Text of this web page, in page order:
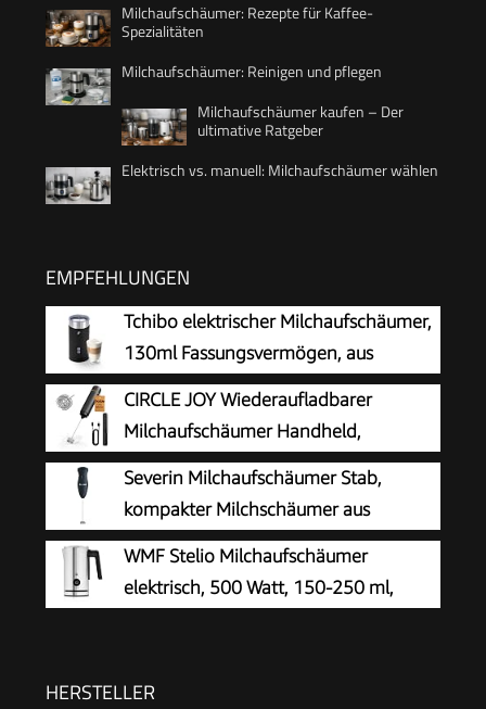
Milchaufschäumer: Rezepte für Kaffee-
Spezialitäten
Milchaufschäumer: Reinigen und pflegen
Milchaufschäumer kaufen – Der
ultimative Ratgeber
Elektrisch vs. manuell: Milchaufschäumer wählen
EMPFEHLUNGEN
Tchibo elektrischer Milchaufschäumer,
130ml Fassungsvermögen, aus
rostfreiem Edelstahl,
Antihaftbeschichtung, warmer und kalter
Milchschaum, für Latte Macchiato, Cappuccino
und Kakao (Schwarz)
CIRCLE JOY Wiederaufladbarer
Milchaufschäumer Handheld,
Elektrischer Kaffee-Aufschäumer,
Tragbarer Handaufschäumer, Zauberstab,
Getränkemixer für Matcha Lattes Cappuccino,
Küchengeschenke, Schwarz
Severin Milchaufschäumer Stab,
kompakter Milchschäumer aus
Edelstahl, elektrischer
Milchaufschäumer mit Batteriebetrieb und
einfacher Handhabung, inkl. 2 Batterien,
WMF Stelio Milchaufschäumer
elektrisch, 500 Watt, 150-250 ml,
cromargan matt/silber
HERSTELLER